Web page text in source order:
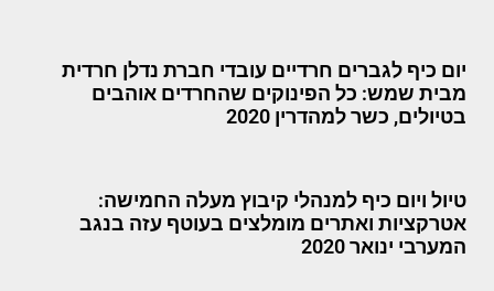
יום כיף לגברים חרדיים עובדי חברת נדלן חרדית
מבית שמש: כל הפינוקים שהחרדים אוהבים
בטיולים, כשר למהדרין 2020
טיול ויום כיף למנהלי קיבוץ מעלה החמישה:
אטרקציות ואתרים מומלצים בעוטף עזה בנגב
המערבי ינואר 2020